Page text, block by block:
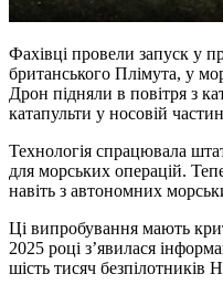
Фахівці провели запуск у
британського Плімута, у
Дрон підняли в повітря з
катапульти у носовій
Технологія спрацювала
для морських операцій.
навіть з автономних
Ці випробування мають
2025 році з’явилася
шість тисяч безпілотників